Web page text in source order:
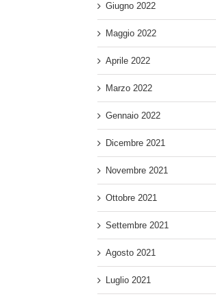
Giugno 2022
Maggio 2022
Aprile 2022
Marzo 2022
Gennaio 2022
Dicembre 2021
Novembre 2021
Ottobre 2021
Settembre 2021
Agosto 2021
Luglio 2021